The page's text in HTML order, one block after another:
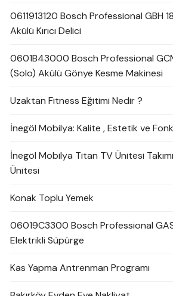
0611913120 Bosch Professional GBH
Akülü Kırıcı Delici
0601B43000 Bosch Professional
(Solo) Akülü Gönye Kesme Makinesi
Uzaktan Fitness Eğitimi Nedir ?
İnegöl Mobilya: Kalite , Estetik ve
İnegöl Mobilya Titan TV Ünitesi
Ünitesi
Konak Toplu Yemek
06019C3300 Bosch Professional
Elektrikli Süpürge
Kas Yapma Antrenman Programı